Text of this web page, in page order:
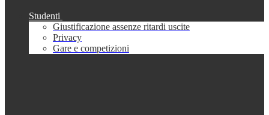
Studenti
Giustificazione assenze ritardi uscite
Privacy
Gare e competizioni